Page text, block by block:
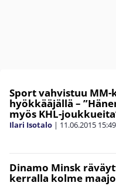
Sport vahvistuu
hyökkääjällä –
myös KHL-
Ilari Isotalo | 11.06.2015 15:49
Dinamo Minsk
kerralla kolme